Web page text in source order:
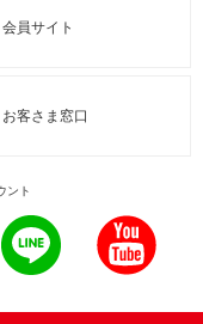
会員サイト
お客さま窓口
ント